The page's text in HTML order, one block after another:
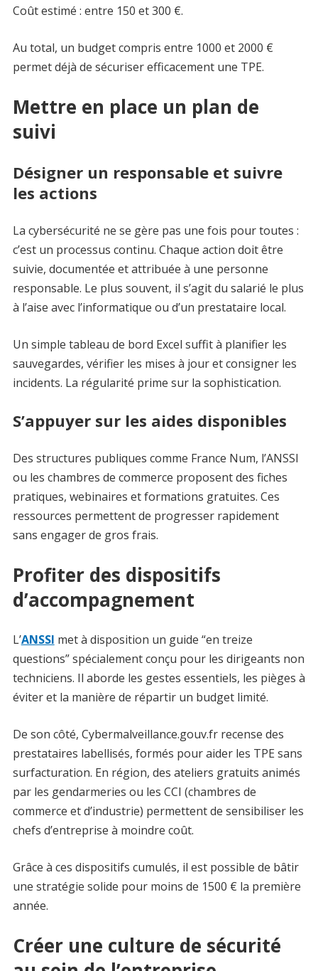
Coût estimé : entre 150 et 300 €.
Au total, un budget compris entre 1000 et 2000 €
permet déjà de sécuriser efficacement une TPE.
Mettre en place un plan de
suivi
Désigner un responsable et suivre
les actions
La cybersécurité ne se gère pas une fois pour toutes :
c’est un processus continu. Chaque action doit être
suivie, documentée et attribuée à une personne
responsable. Le plus souvent, il s’agit du salarié le plus
à l’aise avec l’informatique ou d’un prestataire local.
Un simple tableau de bord Excel suffit à planifier les
sauvegardes, vérifier les mises à jour et consigner les
incidents. La régularité prime sur la sophistication.
S’appuyer sur les aides disponibles
Des structures publiques comme France Num, l’ANSSI
ou les chambres de commerce proposent des fiches
pratiques, webinaires et formations gratuites. Ces
ressources permettent de progresser rapidement
sans engager de gros frais.
Profiter des dispositifs
d’accompagnement
L’ANSSI met à disposition un guide “en treize
questions” spécialement conçu pour les dirigeants non
techniciens. Il aborde les gestes essentiels, les pièges à
éviter et la manière de répartir un budget limité.
De son côté, Cybermalveillance.gouv.fr recense des
prestataires labellisés, formés pour aider les TPE sans
surfacturation. En région, des ateliers gratuits animés
par les gendarmeries ou les CCI (chambres de
commerce et d’industrie) permettent de sensibiliser les
chefs d’entreprise à moindre coût.
Grâce à ces dispositifs cumulés, il est possible de bâtir
une stratégie solide pour moins de 1500 € la première
année.
Créer une culture de sécurité